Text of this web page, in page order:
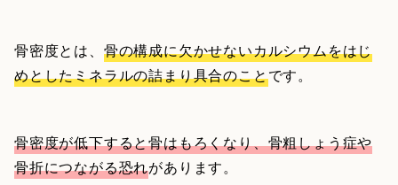
骨密度とは、 骨の構成に欠かせないカルシウムをはじ
めとしたミネラルの詰まり具合のことです。
骨密度が低下すると骨はもろくなり、骨粗しょう症や
骨折につながる恐れがあります。